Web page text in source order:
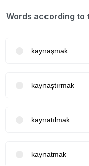
Words according to
kaynaşmak
kaynaştırmak
kaynatılmak
kaynatmak